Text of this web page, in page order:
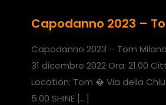
Capodanno 2023 –
Capodanno 2023 – Tom
31 dicembre 2022 Ora: 21.00
Location: Tom � Via della
5.00 SHINE […]